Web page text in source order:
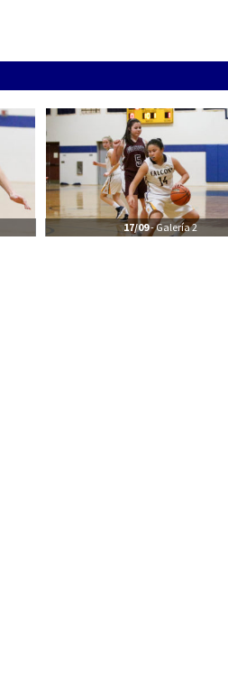
17/09- Galería 2